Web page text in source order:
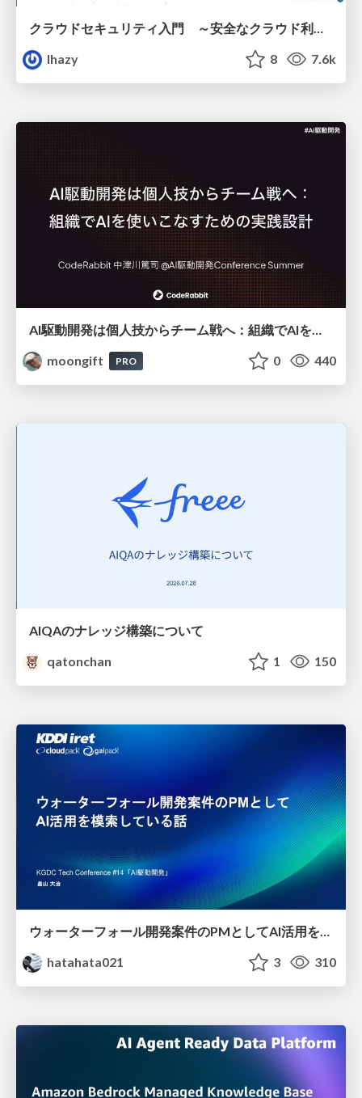
クラウドセキュリティ入門 ～安全なクラウド利用のための基礎知識～
lhazy
8 7.6k
moongift
PRO 0 440
AIQAのナレッジ構築について
qatonchan
1 150
ウォーターフォール開発案件のPMとしてAI活用を模索している話
hatahata021
3 310